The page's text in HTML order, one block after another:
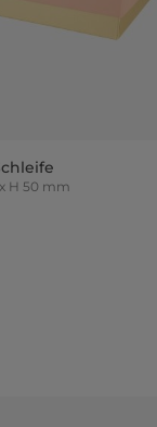
x H 50 mm